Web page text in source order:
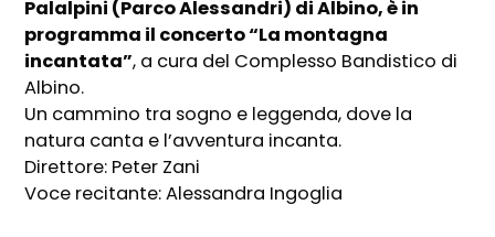
Palalpini (Parco Alessandri) di Albino, è in
programma il concerto “La montagna
incantata”, a cura del Complesso Bandistico di
Albino.
Un cammino tra sogno e leggenda, dove la
natura canta e l’avventura incanta.
Direttore: Peter Zani
Voce recitante: Alessandra Ingoglia